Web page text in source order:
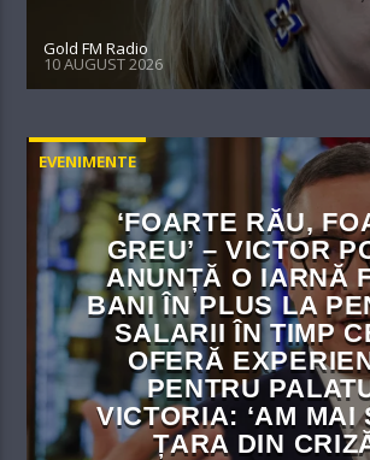
Gold FM Radio
10 AUGUST 2026
EVENIMENTE
‘FOARTE RĂU,
GREU’ – VICTOR
ANUNȚĂ O IARNĂ
BANI ÎN PLUS LA
SALARII ÎN TIMP
OFERĂ
PENTRU
VICTORIA: ‘AM MAI
ȚARA DIN